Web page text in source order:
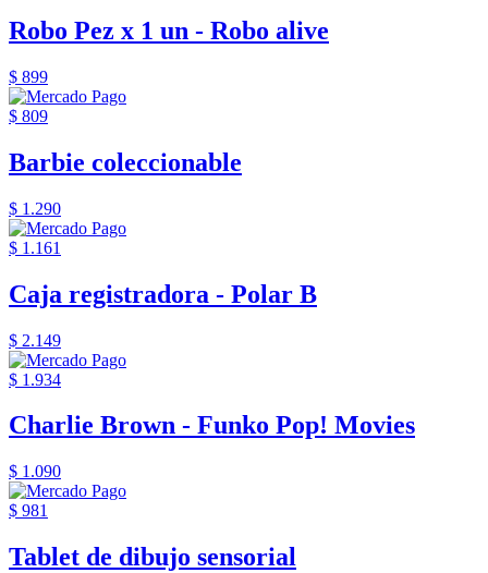
Robo Pez x 1 un - Robo alive
$ 899
$ 809
Barbie coleccionable
$ 1.290
$ 1.161
Caja registradora - Polar B
$ 2.149
$ 1.934
Charlie Brown - Funko Pop! Movies
$ 1.090
$ 981
Tablet de dibujo sensorial